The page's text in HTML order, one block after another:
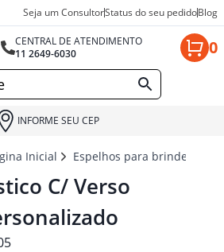
Seja um ConsultorStatus do seu pedidoBlog
CENTRAL DE ATENDIMENTO
11 2649-6030
0
INFORME SEU CEP
Inicial Espelhos para brindes
C/ Verso